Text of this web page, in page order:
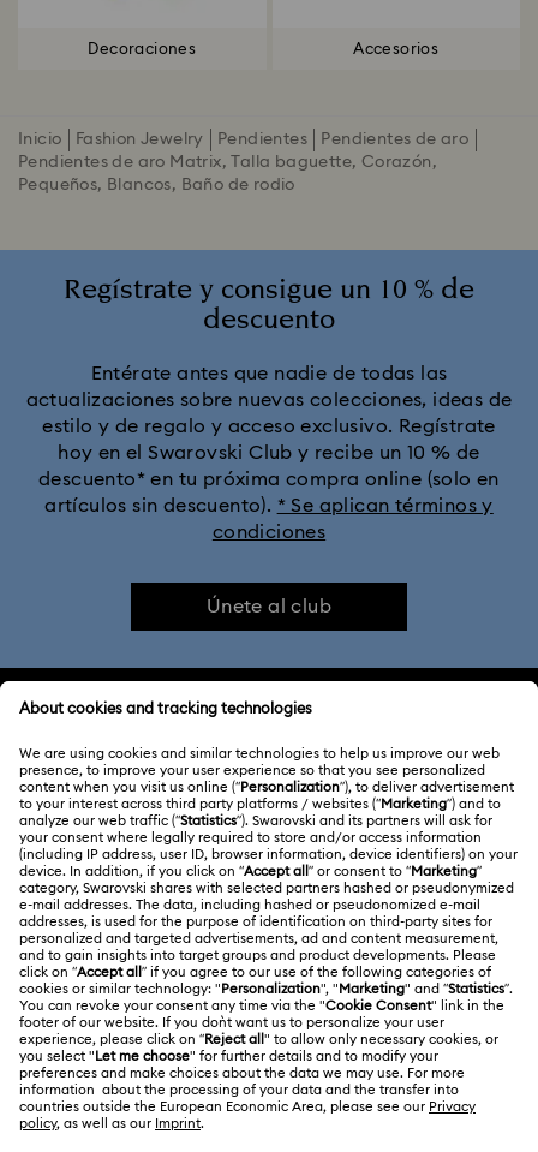
Decoraciones Accesorios
Inicio Fashion Jewelry Pendientes
Pendientes de aro
Pendientes de aro Matrix, Talla baguette, Corazón,
Pequeños, Blancos, Baño de rodio
Regístrate y consigue un 10 % de
descuento
Entérate antes que nadie de todas las
actualizaciones sobre nuevas colecciones, ideas de
estilo y de regalo y acceso exclusivo. Regístrate
hoy en el Swarovski Club y recibe un 10 % de
descuento* en tu próxima compra online (solo en
artículos sin descuento). * Se aplican términos y
condiciones
Únete al club
ATENCIÓN AL CLIENTE
Información general del servicio al cliente
Saldo de la tarjeta regalo
Estado de la reparación
Contacto
Guía de tamaños
Buscador de tiendas
ACERCA DE NOSOTROS
Acerca de Swarovski
Trabaja con nosotros
Alumni Community
Para profesionales
Mapa Web
CONDICIONES LEGALES
Condiciones De Uso
Terminos & Condiciones
Política De Privacidad
Otros países/regiones
English
Deutsch Español Français